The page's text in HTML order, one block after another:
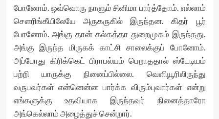
போனோம். ஒவ்வொரு நாளும் சினிமா பார்த்தோம். எல்லாம்
சௌரிங்கீயிலேயே அருகருகில் இருந்தன. கிதர் பூர்
போனோம். அங்கு தான் கல்கத்தா துறைமுகம் இருந்தது.
அங்கு இருந்த மிருகக் காட்சி சாலைக்குப் போனோம்.
அப்போது கிரிக்கெட் பிராபல்யம் பெறாததால் ஸ்டேடியம்
பற்றி யாருக்கு நினைப்பில்லை. வெளியூரிலிருந்து
வருபவர்கள் என்னென்ன பார்க்க விரும்புவார்கள் என்று
எங்களுக்கு உதவியாக இருந்தவர் நினைத்தாரோ
அங்கெல்லாம் அழைத்துச் சென்றார்.